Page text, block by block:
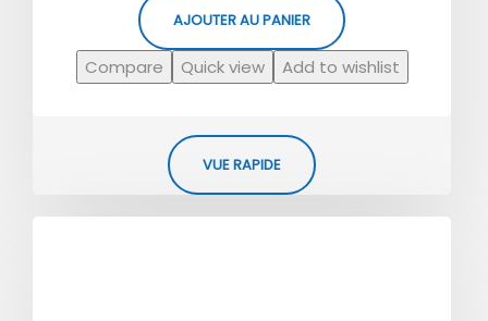
AJOUTER AU PANIER
Compare Quick view Add to wishlist
VUE RAPIDE